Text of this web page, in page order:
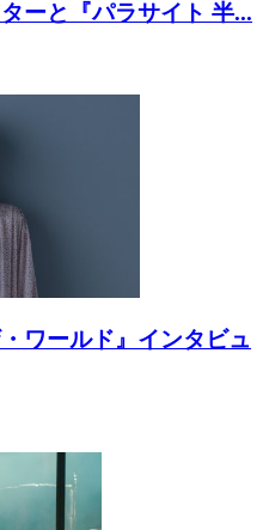
ーと『パラサイト 半...
ワールド』インタビュ